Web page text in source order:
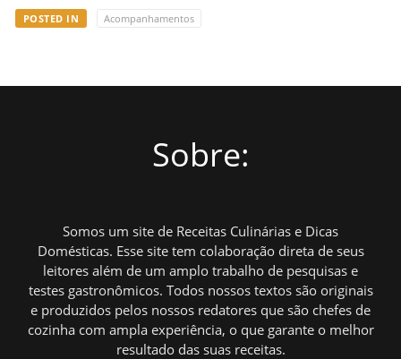
POSTED IN Acompanhamentos
Sobre:
Somos um site de Receitas Culinárias e Dicas
Domésticas. Esse site tem colaboração direta de seus
leitores além de um amplo trabalho de pesquisas e
testes gastronômicos. Todos nossos textos são originais
e produzidos pelos nossos redatores que são chefes de
cozinha com ampla experiência, o que garante o melhor
resultado das suas receitas.